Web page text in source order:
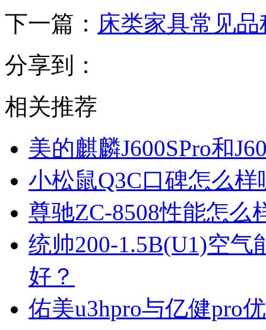
下一篇： 床类家具常见
分享到：
相关推荐
美的麒麟J600SPro和
小松鼠Q3C口碑怎么
尊驰ZC-8508性能怎么
统帅200-1.5B(U1)空
好？
佑美u3hpro与亿健pro